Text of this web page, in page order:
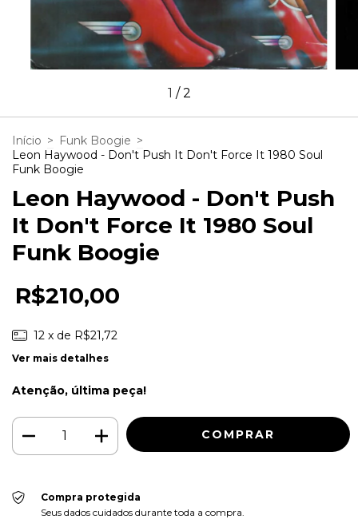
1 /2
Início > Funk Boogie >
Leon Haywood - Don't Push It Don't Force It 1980 Soul
Funk Boogie
Leon Haywood - Don't Push
It Don't Force It 1980 Soul
Funk Boogie
R$210,00
12 x de R$21,72
Ver mais detalhes
Atenção, última peça!
Compra protegida
Seus dados cuidados durante toda a compra.